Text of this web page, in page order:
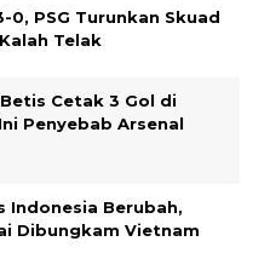
0, PSG Turunkan Skuad
Telak
Cetak 3 Gol di
Penyebab Arsenal
Indonesia Berubah,
Dibungkam Vietnam